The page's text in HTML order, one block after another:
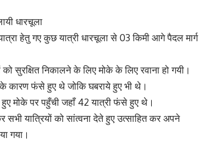
धारचूला
हेतु गए कुछ यात्री धारचूला से 03 किमी आगे पैदल मार्ग
सुरक्षित निकालने के लिए मोके के लिए रवाना हो गयी।
के कारण फंसे हुए थे जोकि घबराये हुए भी थे।
हुए मोके पर पहुँची जहाँ 42 यात्री फंसे हुए थे।
यात्रियों को सांत्वना देते हुए उत्साहित कर अपने
गया।